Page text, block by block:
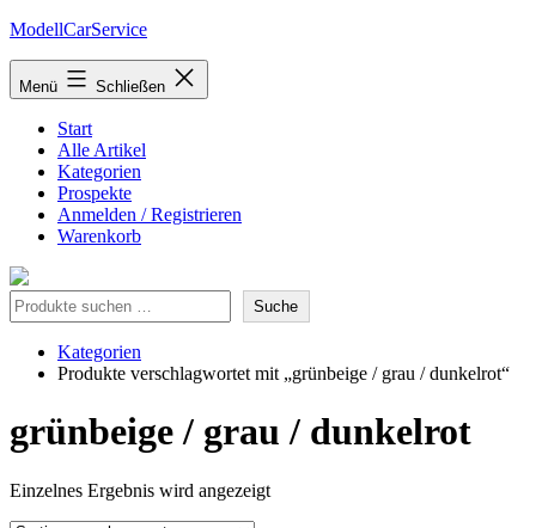
Zum
springen
ModellCarService
Menü Schließen
Start
Alle Artikel
Kategorien
Prospekte
Anmelden / Registrieren
Warenkorb
Suche Suche
Kategorien
Produkte verschlagwortet mit „grünbeige / grau / dunkelrot“
grünbeige / grau / dunkelrot
Einzelnes Ergebnis wird angezeigt